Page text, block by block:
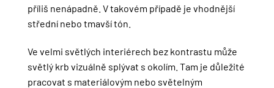
příliš nenápadně. V takovém případě je vhodnější
střední nebo tmavší tón.
Ve velmi světlých interiérech bez kontrastu může
světlý krb vizuálně splývat s okolím. Tam je důležité
pracovat s materiálovým nebo světelným